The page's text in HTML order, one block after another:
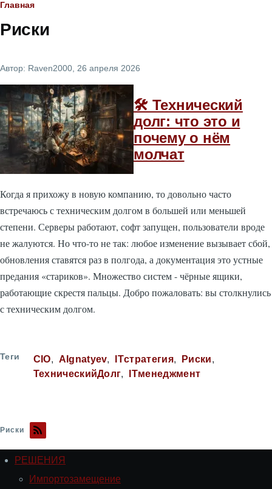
Строка
навигации
Главная
Риски
Автор: Raven2000 , 26 апреля 2026
🛠️ Технический
долг: что это и
почему о нём
молчат
Когда я прихожу в новую компанию, то довольно часто
встречаюсь с техническим долгом в большей или меньшей
степени. Серверы работают, софт запущен, пользователи вроде
не жалуются. Но что-то не так: любое изменение вызывает сбой,
обновления ставятся раз в полгода, а документация это устные
предания «стариков». Множество систем - чёрные ящики,
работающие скрестя пальцы. Добро пожаловать: вы столкнулись
с техническим долгом.
Теги CIO AIgnatyev ITстратегия
Риски
ТехническийДолг
ITменеджмент
Риски
Навигация
РЕШЕНИЯ
РЕШЕНИЯ
Импортозамещение